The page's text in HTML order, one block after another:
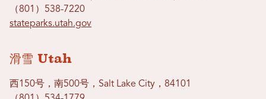
（801）538-7220
stateparks.utah.gov
滑雪 Utah
西150号，南500号，Salt Lake City，84101